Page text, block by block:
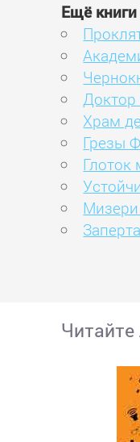
Ещё
Храм
Грезы
Глоток
Мизери
Читайте